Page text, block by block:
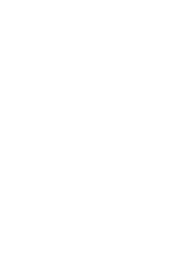
Magazin
Magazin, Yogabücher,